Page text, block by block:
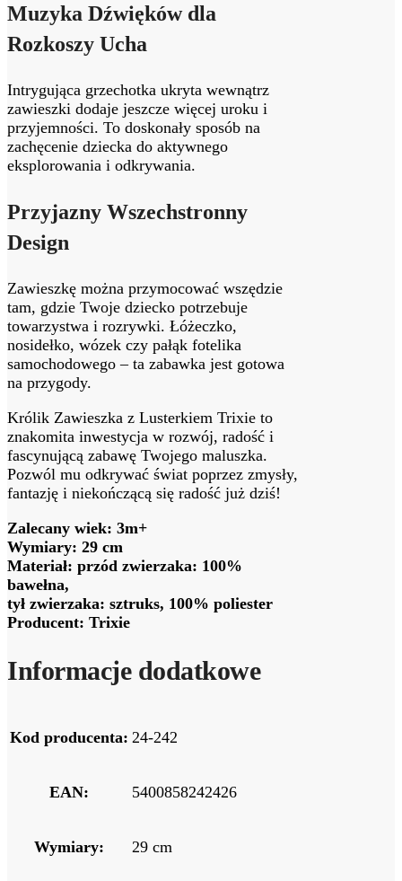
Muzyka Dźwięków dla
Rozkoszy Ucha
Intrygująca grzechotka ukryta wewnątrz
zawieszki dodaje jeszcze więcej uroku i
przyjemności. To doskonały sposób na
zachęcenie dziecka do aktywnego
eksplorowania i odkrywania.
Przyjazny Wszechstronny
Design
Zawieszkę można przymocować wszędzie
tam, gdzie Twoje dziecko potrzebuje
towarzystwa i rozrywki. Łóżeczko,
nosidełko, wózek czy pałąk fotelika
samochodowego – ta zabawka jest gotowa
na przygody.
Królik Zawieszka z Lusterkiem Trixie to
znakomita inwestycja w rozwój, radość i
fascynującą zabawę Twojego maluszka.
Pozwól mu odkrywać świat poprzez zmysły,
fantazję i niekończącą się radość już dziś!
Zalecany wiek: 3m+
Wymiary: 29 cm
Materiał: przód zwierzaka: 100%
bawełna,
tył zwierzaka: sztruks, 100% poliester
Producent: Trixie
Informacje dodatkowe
Kod producenta: 24-242
EAN: 5400858242426
Wymiary: 29 cm